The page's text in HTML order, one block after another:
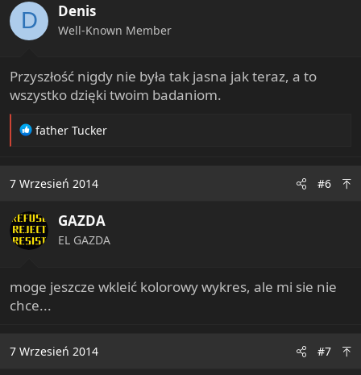
n
s
:
D Denis
Well-Known Member
Przyszłość nigdy nie była tak jasna jak teraz, a to
wszystko dzięki twoim badaniom.
R
t
o
n
s
father Tucker
7 Wrzesień 2014 #6
GAZDA
EL GAZDA
moge jeszcze wkleić kolorowy wykres, ale mi sie nie
chce...
7 Wrzesień 2014 #7